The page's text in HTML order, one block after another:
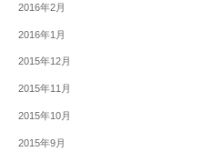
2016年2月
2016年1月
2015年12月
2015年11月
2015年10月
2015年9月